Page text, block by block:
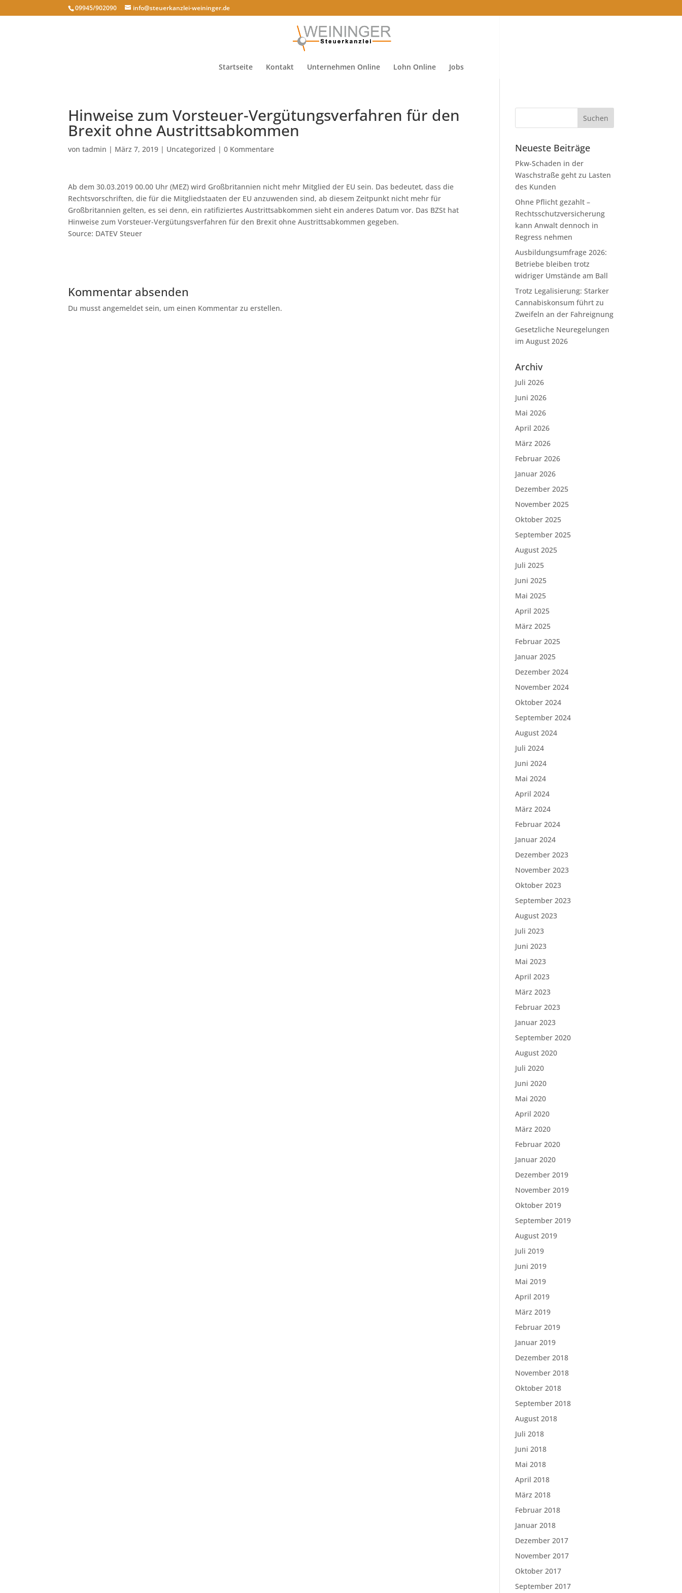
09945/902090 info@steuerkanzlei-weininger.de
Startseite Kontakt Unternehmen Online Lohn Online Jobs
Hinweise zum Vorsteuer-Vergütungsverfahren für den
Brexit ohne Austrittsabkommen
vontadmin | März 7, 2019 | Uncategorized |0 Kommentare
Ab dem 30.03.2019 00.00 Uhr (MEZ) wird Großbritannien nicht mehr Mitglied der EU sein. Das bedeutet, dass die
Rechtsvorschriften, die für die Mitgliedstaaten der EU anzuwenden sind, ab diesem Zeitpunkt nicht mehr für
Großbritannien gelten, es sei denn, ein ratifiziertes Austrittsabkommen sieht ein anderes Datum vor. Das BZSt hat
Hinweise zum Vorsteuer-Vergütungsverfahren für den Brexit ohne Austrittsabkommen gegeben.
Source: DATEV Steuer
Kommentar absenden
Du musst angemeldet sein, um einen Kommentar zu erstellen.
Neueste Beiträge
Pkw-Schaden in der
Waschstraße geht zu Lasten
des Kunden
Ohne Pflicht gezahlt –
Rechtsschutzversicherung
kann Anwalt dennoch in
Regress nehmen
Ausbildungsumfrage 2026:
Betriebe bleiben trotz
widriger Umstände am Ball
Trotz Legalisierung: Starker
Cannabiskonsum führt zu
Zweifeln an der Fahreignung
Gesetzliche Neuregelungen
im August 2026
Archiv
Juli 2026
Juni 2026
Mai 2026
April 2026
März 2026
Februar 2026
Januar 2026
Dezember 2025
November 2025
Oktober 2025
September 2025
August 2025
Juli 2025
Juni 2025
Mai 2025
April 2025
März 2025
Februar 2025
Januar 2025
Dezember 2024
November 2024
Oktober 2024
September 2024
August 2024
Juli 2024
Juni 2024
Mai 2024
April 2024
März 2024
Februar 2024
Januar 2024
Dezember 2023
November 2023
Oktober 2023
September 2023
August 2023
Juli 2023
Juni 2023
Mai 2023
April 2023
März 2023
Februar 2023
Januar 2023
September 2020
August 2020
Juli 2020
Juni 2020
Mai 2020
April 2020
März 2020
Februar 2020
Januar 2020
Dezember 2019
November 2019
Oktober 2019
September 2019
August 2019
Juli 2019
Juni 2019
Mai 2019
April 2019
März 2019
Februar 2019
Januar 2019
Dezember 2018
November 2018
Oktober 2018
September 2018
August 2018
Juli 2018
Juni 2018
Mai 2018
April 2018
März 2018
Februar 2018
Januar 2018
Dezember 2017
November 2017
Oktober 2017
September 2017